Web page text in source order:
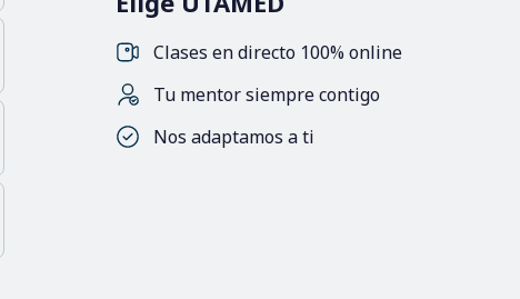
Clases en directo 100% online
Tu mentor siempre contigo
Nos adaptamos a ti